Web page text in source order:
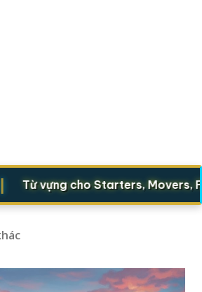
Từ vựng cho Starters, Movers,